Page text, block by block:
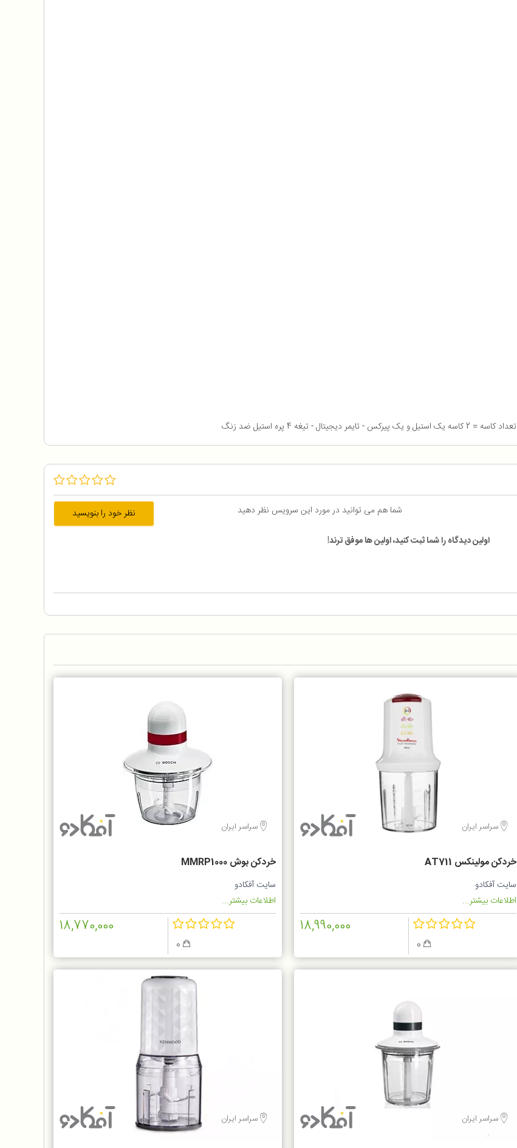
شما هم می توانید در مورد این سرویس نظر دهید
نظر خود را بنویسید
اولین دیدگاه را شما ثبت کنید، اولین ها موفق ترند!
سراسر ایران
خردکن مولینکس AT711
سایت آفکادو
اطلاعات بیشتر...
18,990,000
سراسر ایران
خردکن بوش MMRP1000
سایت آفکادو
اطلاعات بیشتر...
18,770,000
سراسر ایران سراسر ایران